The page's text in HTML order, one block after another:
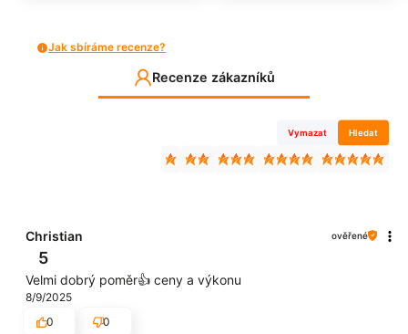
Jak sbíráme recenze?
Recenze zákazníků
Vymazat Hledat
Christian ověřené
5
Velmi dobrý poměr👍️ ceny a výkonu
8/9/2025
0
0